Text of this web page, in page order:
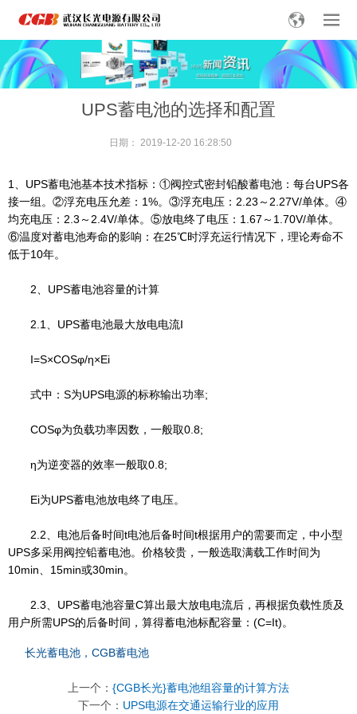
UPS蓄电池的选择和配置
日期： 2019-12-20 16:28:50
1、UPS蓄电池基本技术指标：①阀控式密封铅酸蓄电池：每台UPS各
接一组。②浮充电压允差：1%。③浮充电压：2.23～2.27V/单体。④
均充电压：2.3～2.4V/单体。⑤放电终了电压：1.67～1.70V/单体。
⑥温度对蓄电池寿命的影响：在25℃时浮充运行情况下，理论寿命不
低于10年。
2、UPS蓄电池容量的计算
2.1、UPS蓄电池最大放电电流I
I=S×COSφ/η×Ei
式中：S为UPS电源的标称输出功率;
COSφ为负载功率因数，一般取0.8;
η为逆变器的效率一般取0.8;
Ei为UPS蓄电池放电终了电压。
2.2、电池后备时间t电池后备时间t根据用户的需要而定，中小型
UPS多采用阀控铅蓄电池。价格较贵，一般选取满载工作时间为
10min、15min或30min。
2.3、UPS蓄电池容量C算出最大放电电流后，再根据负载性质及
用户所需UPS的后备时间，算得蓄电池标配容量：(C=It)。
长光蓄电池，CGB蓄电池
上一个： {CGB长光}蓄电池组容量的计算方法
下一个： UPS电源在交通运输行业的应用